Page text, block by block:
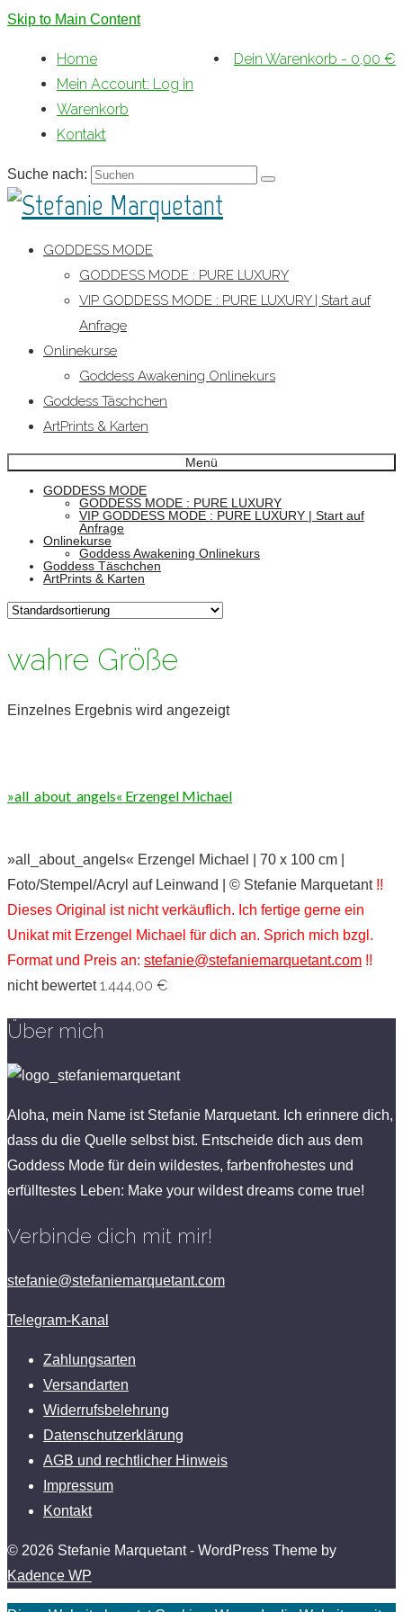
Skip to Main Content
Home
Mein Account: Log in
Warenkorb
Kontakt
Dein Warenkorb - 0,00 €
Suche nach:
GODDESS MODE
GODDESS MODE : PURE LUXURY
VIP GODDESS MODE : PURE LUXURY | Start auf
Anfrage
Onlinekurse
Goddess Awakening Onlinekurs
Goddess Täschchen
ArtPrints & Karten
Menü
GODDESS MODE
GODDESS MODE : PURE LUXURY
VIP GODDESS MODE : PURE LUXURY | Start auf
Anfrage
Onlinekurse
Goddess Awakening Onlinekurs
Goddess Täschchen
ArtPrints & Karten
wahre Größe
Einzelnes Ergebnis wird angezeigt
»all_about_angels« Erzengel Michael
»all_about_angels« Erzengel Michael | 70 x 100 cm |
Foto/Stempel/Acryl auf Leinwand | © Stefanie Marquetant !!
Dieses Original ist nicht verkäuflich. Ich fertige gerne ein
Unikat mit Erzengel Michael für dich an. Sprich mich bzgl.
Format und Preis an: stefanie@stefaniemarquetant.com !!
nicht bewertet 1.444,00 €
Über mich
Aloha, mein Name ist Stefanie Marquetant. Ich erinnere dich,
dass du die Quelle selbst bist. Entscheide dich aus dem
Goddess Mode für dein wildestes, farbenfrohestes und
erfülltestes Leben: Make your wildest dreams come true!
Verbinde dich mit mir!
stefanie@stefaniemarquetant.com
Telegram-Kanal
Zahlungsarten
Versandarten
Widerrufsbelehrung
Datenschutzerklärung
AGB und rechtlicher Hinweis
Impressum
Kontakt
© 2026 Stefanie Marquetant - WordPress Theme by
Kadence WP